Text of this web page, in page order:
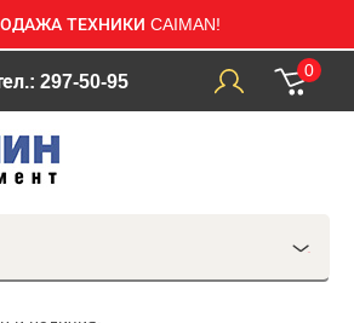
ТЕХНИКИ CAIMAN!
297-50-95
0